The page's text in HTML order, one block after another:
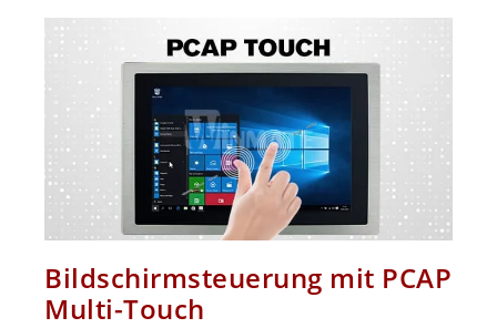
Bildschirmsteuerung mit PCAP
Multi-Touch